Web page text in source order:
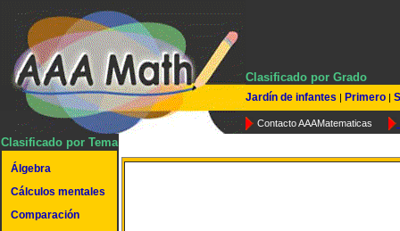
Clasificado por Grado
Jardín de infantes | Primero |
Contacto AAAMatematicas
Clasificado por Tema
Álgebra
Cálculos mentales
Comparación